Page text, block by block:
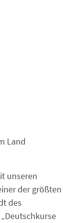
Land
unseren
der größten
des